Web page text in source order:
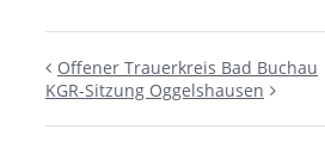
Offener Trauerkreis Bad Buchau
KGR-Sitzung Oggelshausen